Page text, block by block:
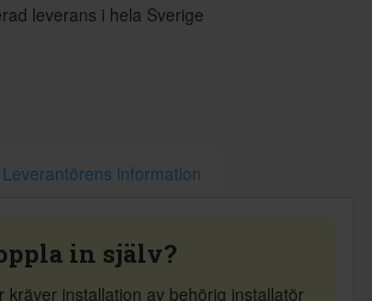
leverans i hela Sverige
Leverantörens information
in själv?
kräver installation av behörig installatör